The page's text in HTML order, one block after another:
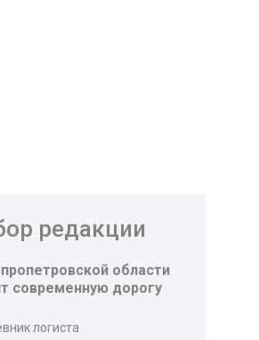
редакции
области
современную дорогу
логиста